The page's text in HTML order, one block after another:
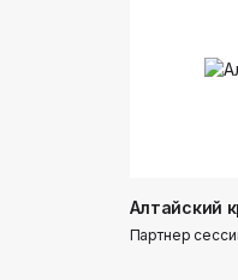
Алтайский
Партнер